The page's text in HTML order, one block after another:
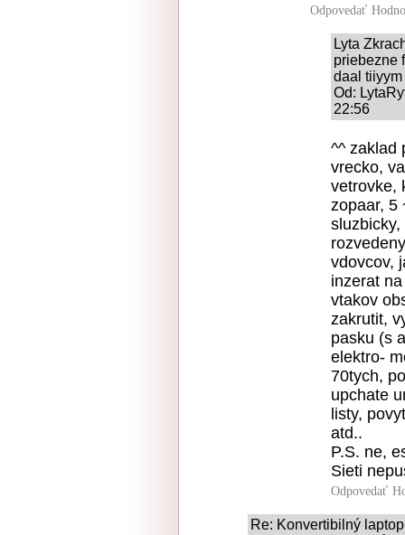
Odpovedať
Lyta
priebezne
daal
Od:
22:56
^^ zaklad
vrecko,
vetrovke,
zopaar, 5
vdovcov,
inzerat
vtakov
zakrutit,
pasku (s
elektro-
70tych,
upchate
listy,
atd..
P.S. ne,
Sieti
Odpovedať
Re: Konvertibilný laptop